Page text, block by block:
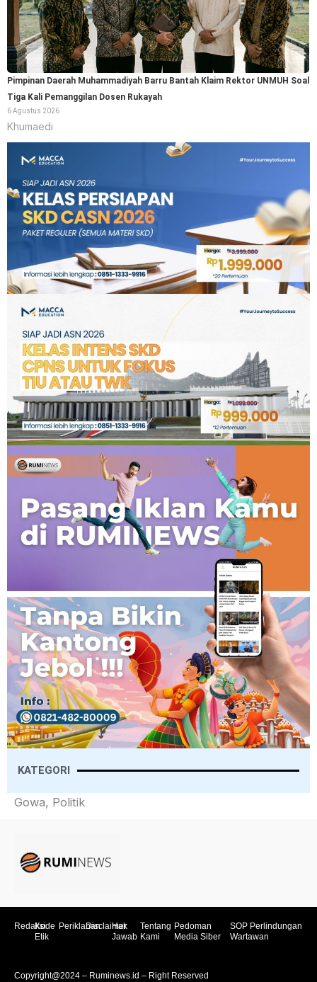
Pimpinan Daerah Muhammadiyah Barru Bantah Klaim Rektor UNMUH Soal
Tiga Kali Pemanggilan Dosen Rukayah
6 Agustus 2026
Khumaedi
KATEGORI
Gowa, Politik
RedaksiKode
Etik
PeriklananDisclaimer
Hak
Jawab
Tentang
Kami
Pedoman
Media Siber
SOP Perlindungan
Wartawan
Copyright@2024 – Ruminews.id – Right Reserved